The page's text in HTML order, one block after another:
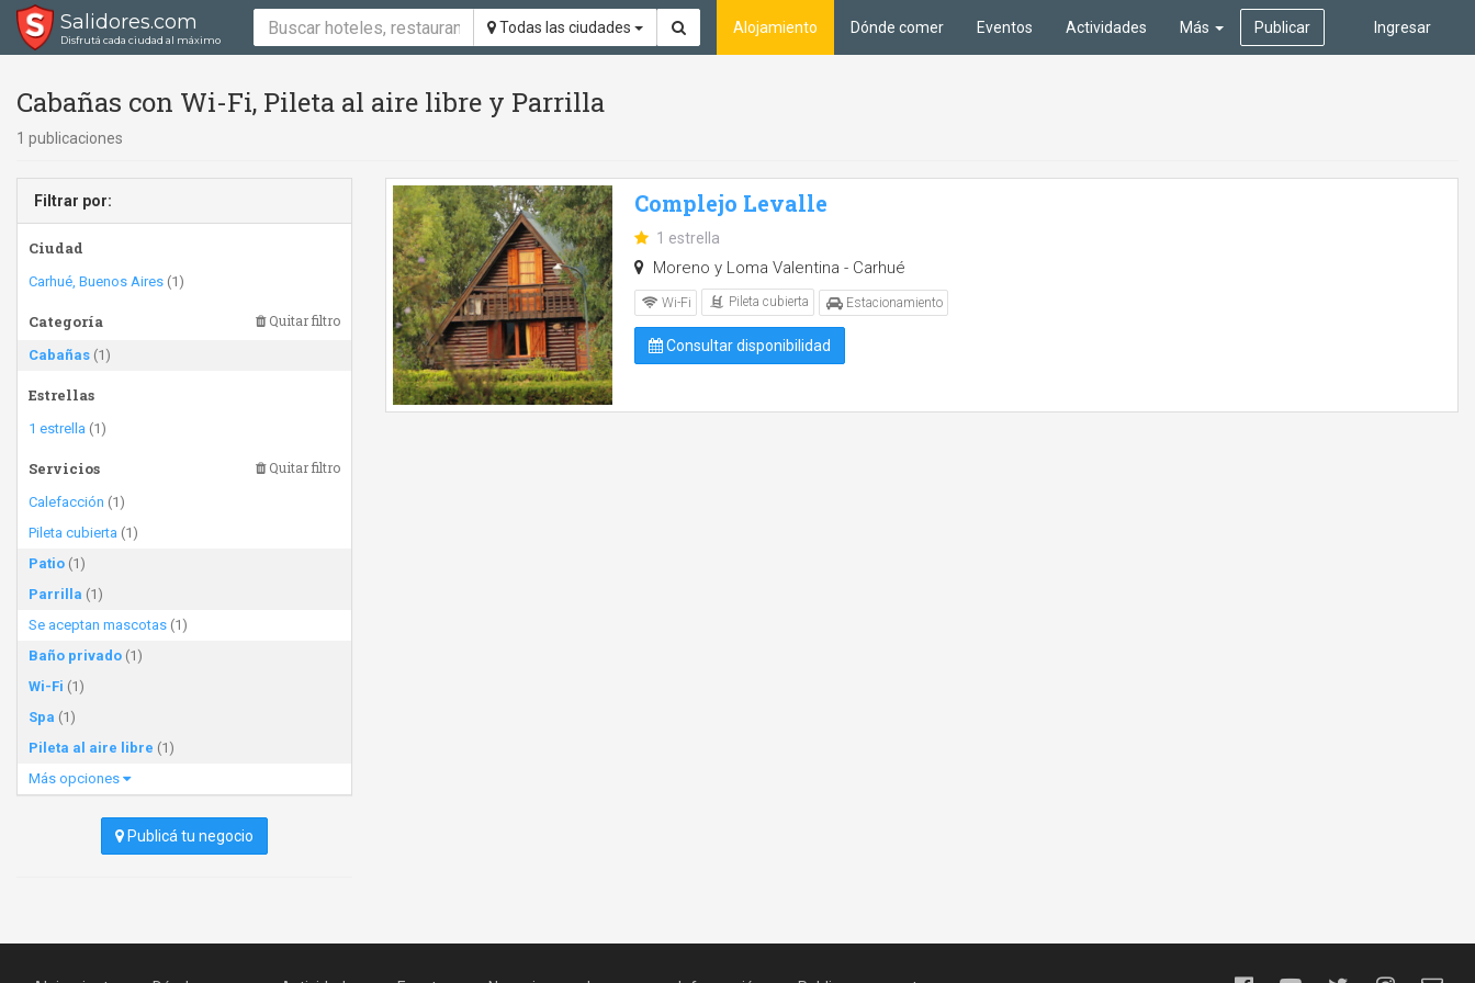
Salidores.com
Disfrutá cada ciudad al máximo
Todas las ciudades Ingresar
Alojamiento Dónde comer Eventos Actividades Más Publicar
Cabañas con Wi-Fi, Pileta al aire libre y Parrilla
1 publicaciones
Filtrar por:
Ciudad
Carhué, Buenos Aires (1)
Categoría Quitar filtro
Cabañas (1)
Estrellas
1 estrella (1)
Servicios Quitar filtro
Calefacción (1)
Pileta cubierta (1)
Patio (1)
Parrilla (1)
Se aceptan mascotas (1)
Baño privado (1)
Wi-Fi (1)
Spa (1)
Pileta al aire libre (1)
Más opciones
Publicá tu negocio
Complejo Levalle
1 estrella
Moreno y Loma Valentina - Carhué
Wi-Fi Pileta cubierta Estacionamiento
Consultar disponibilidad